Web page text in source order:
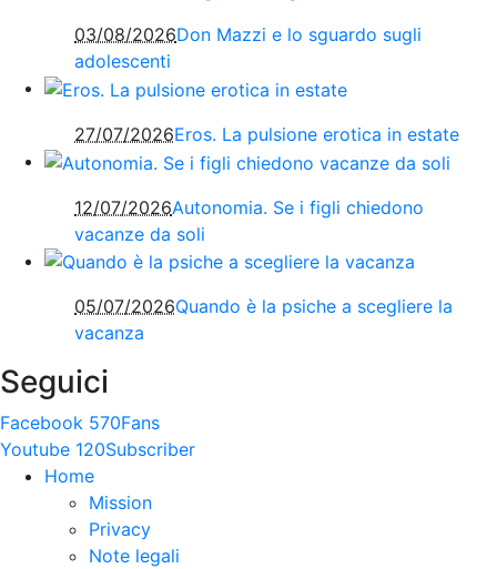
03/08/2026Don Mazzi e lo sguardo sugli
adolescenti
27/07/2026Eros. La pulsione erotica in estate
12/07/2026Autonomia. Se i figli chiedono
vacanze da soli
05/07/2026Quando è la psiche a scegliere la
vacanza
Seguici
Facebook 570Fans
Youtube 120Subscriber
Home
Mission
Privacy
Note legali